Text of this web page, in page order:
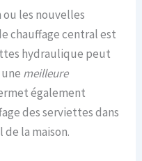
ou les nouvelles
chauffage central est
hydraulique peut
meilleure
également
des serviettes dans
la maison.